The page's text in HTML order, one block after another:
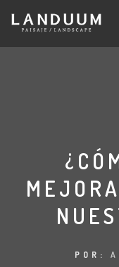
INTERVENCIONES
LABORATORIO
PLANTAE Y FAUNA
POR: